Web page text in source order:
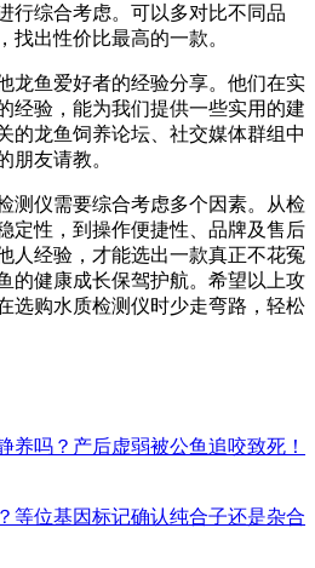
行综合考虑。可以多对比不同品
找出性价比最高的一款。
龙鱼爱好者的经验分享。他们在实
经验，能为我们提供一些实用的建
的龙鱼饲养论坛、社交媒体群组中
朋友请教。
测仪需要综合考虑多个因素。从检
定性，到操作便捷性、品牌及售后
人经验，才能选出一款真正不花冤
的健康成长保驾护航。希望以上攻
选购水质检测仪时少走弯路，轻松
养吗？产后虚弱被公鱼追咬致死！
等位基因标记确认纯合子还是杂合